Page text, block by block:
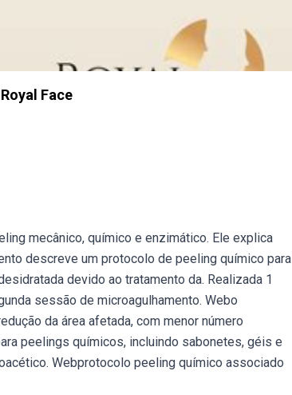
Face
mecânico, químico e enzimático. Ele explica
descreve um protocolo de peeling químico para
devido ao tratamento da. Realizada 1
sessão de microagulhamento. Webo
da área afetada, com menor número
peelings químicos, incluindo sabonetes, géis e
Webprotocolo peeling químico associado